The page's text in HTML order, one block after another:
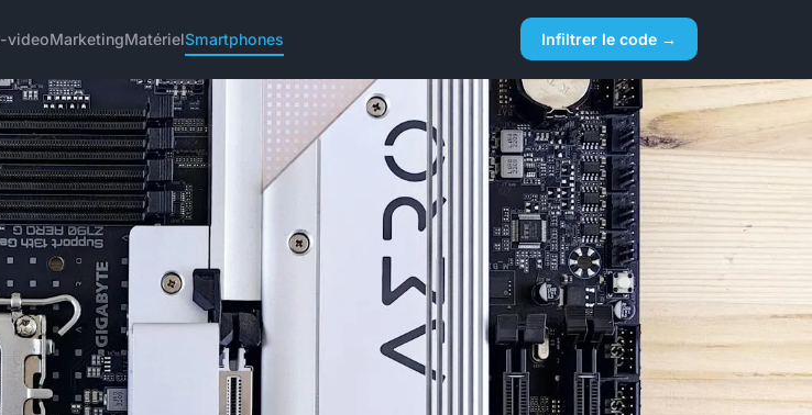
videoMarketingMatérielSmartphones Infiltrer le code →